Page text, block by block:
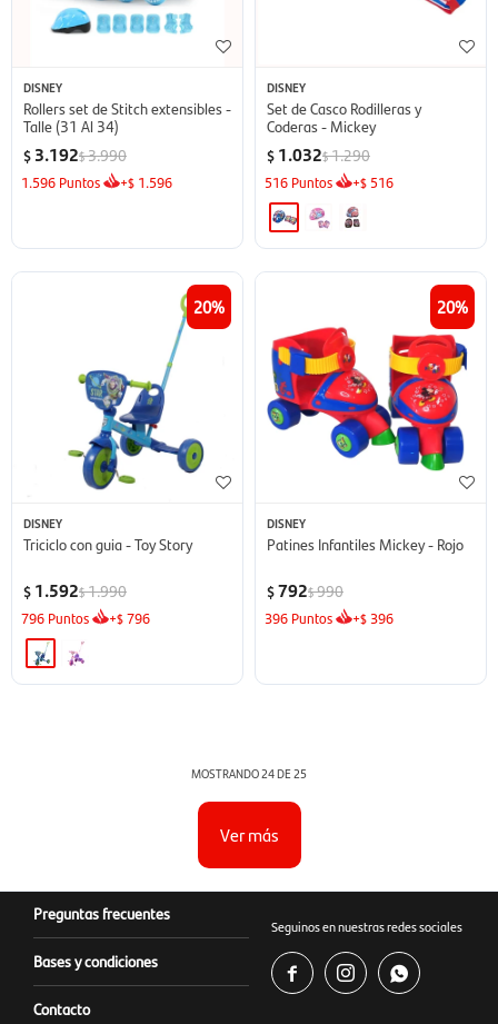
DISNEY
Rollers set de Stitch extensibles -
Talle (31 Al 34)
$ 3.192$3.990
1.596 Puntos +$ 1.596
DISNEY
Set de Casco Rodilleras y
Coderas - Mickey
$ 1.032$1.290
516 Puntos +$516
20
DISNEY
Triciclo con guia - Toy Story
$ 1.592$1.990
796 Puntos +$796
20
DISNEY
Patines Infantiles Mickey - Rojo
$792$990
396 Puntos +$396
MOSTRANDO24DE25
Ver más
Preguntas frecuentes
Bases y condiciones
Contacto
Seguinos en nuestras redes sociales
  